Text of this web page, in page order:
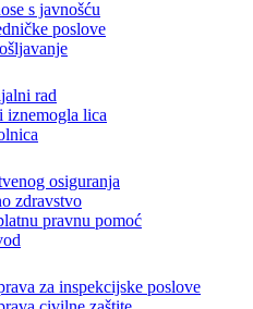
s javnošću
poslove
rad
lica
osiguranja
zdravstvo
pravnu pomoć